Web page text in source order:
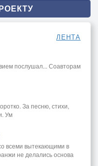
ЛЕНТА
послушал... Соавторам
За песню, стихи,
Ум
всеми вытекающими в
не делались основа